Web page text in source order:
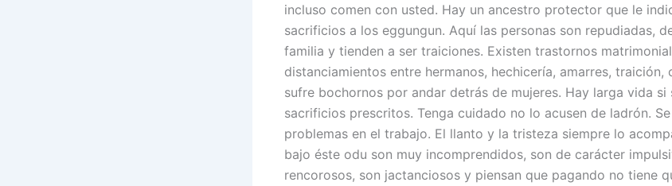
incluso comen con usted. Hay un ancestro protector que le
sacrificios a los eggungun. Aquí las personas son repudiadas,
familia y tienden a ser traiciones. Existen trastornos
distanciamientos entre hermanos, hechicería, amarres, traición,
sufre bochornos por andar detrás de mujeres. Hay larga vida si
sacrificios prescritos. Tenga cuidado no lo acusen de ladrón.
problemas en el trabajo. El llanto y la tristeza siempre lo
bajo éste odu son muy incomprendidos, son de carácter
rencorosos, son jactanciosos y piensan que pagando no tiene